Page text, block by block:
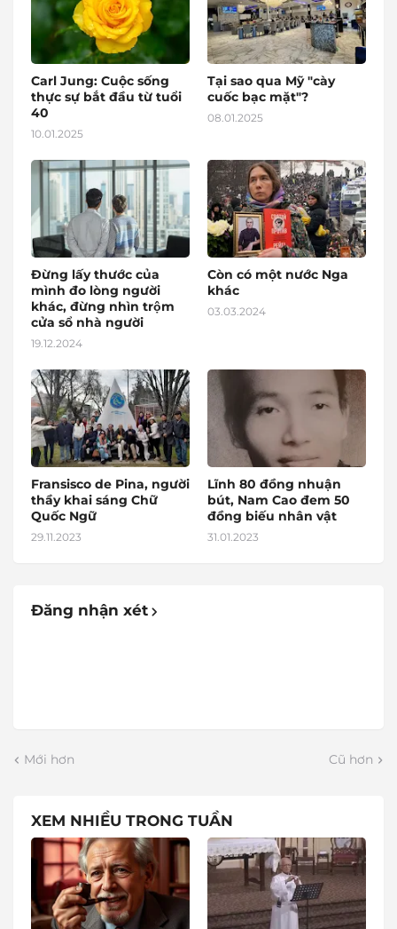
Carl Jung: Cuộc sống
thực sự bắt đầu từ tuổi
40
10.01.2025
Tại sao qua Mỹ "cày
cuốc bạc mặt"?
08.01.2025
Đừng lấy thước của
mình đo lòng người
khác, đừng nhìn trộm
cửa sổ nhà người
19.12.2024
Còn có một nước Nga
khác
03.03.2024
Fransisco de Pina, người
thầy khai sáng Chữ
Quốc Ngữ
29.11.2023
Lĩnh 80 đồng nhuận
bút, Nam Cao đem 50
đồng biếu nhân vật
31.01.2023
Đăng nhận xét
Mới hơn Cũ hơn
XEM NHIỀU TRONG TUẦN